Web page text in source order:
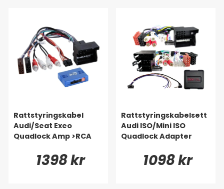
Rattstyringskabel
Audi/Seat Exeo
Quadlock Amp >RCA
1398 kr
Rattstyringskabelsett
Audi ISO/Mini ISO
Quadlock Adapter
1098 kr